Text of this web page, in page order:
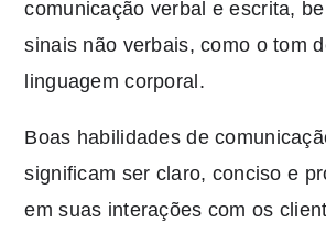
comunicação verbal e escrita,
sinais não verbais, como o tom
linguagem corporal.
Boas habilidades de
significam ser claro, conciso e
em suas interações com os